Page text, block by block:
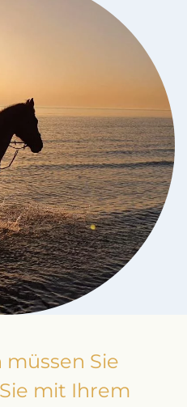
Sie
mit Ihrem